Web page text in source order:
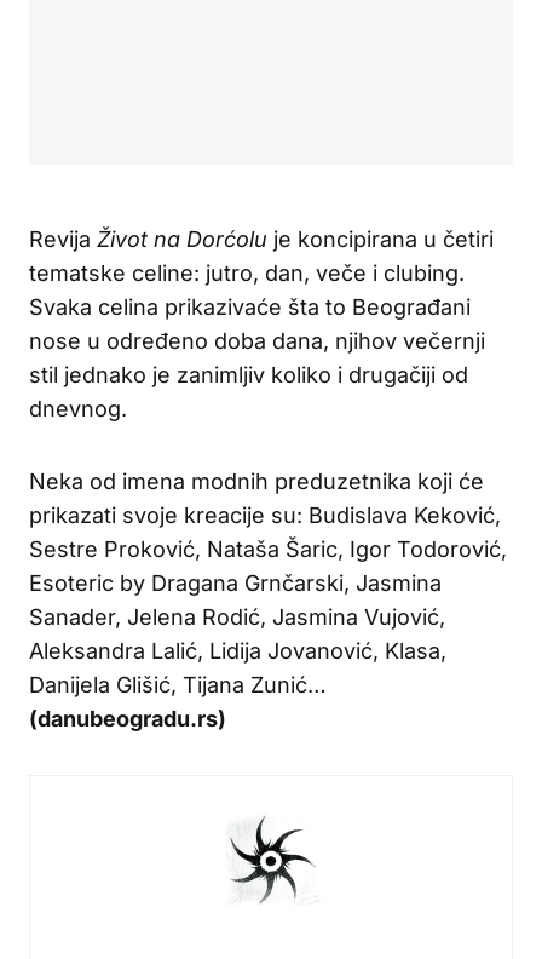
Revija Život na Dorćolu je koncipirana u četiri
tematske celine: jutro, dan, veče i clubing.
Svaka celina prikazivaće šta to Beograđani
nose u određeno doba dana, njihov večernji
stil jednako je zanimljiv koliko i drugačiji od
dnevnog.
Neka od imena modnih preduzetnika koji će
prikazati svoje kreacije su: Budislava Keković,
Sestre Proković, Nataša Šaric, Igor Todorović,
Esoteric by Dragana Grnčarski, Jasmina
Sanader, Jelena Rodić, Jasmina Vujović,
Aleksandra Lalić, Lidija Jovanović, Klasa,
Danijela Glišić, Tijana Zunić…
(danubeogradu.rs)